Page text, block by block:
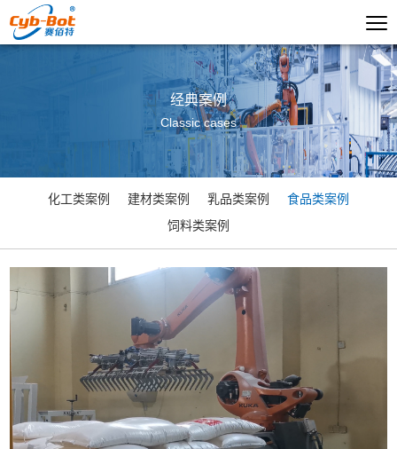
经典案例
Classic cases
化工类案例 建材类案例 乳品类案例
食品类案例
饲料类案例